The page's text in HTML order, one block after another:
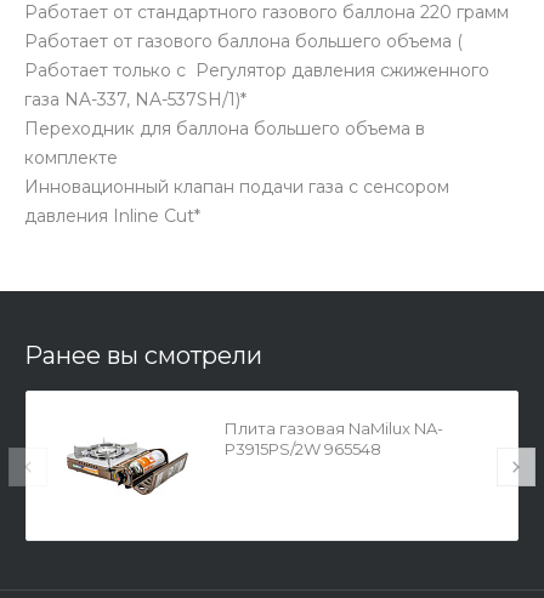
Работает от стандартного газового баллона 220 грамм
Работает от газового баллона большего объема (
Работает только c Регулятор давления сжиженного
газа NA-337, NA-537SH/1)*
Переходник для баллона большего объема в
комплекте
Инновационный клапан подачи газа с сенсором
давления Inline Cut*
Ранее вы смотрели
Плита газовая NaMilux NA-
P3915PS/2W 965548